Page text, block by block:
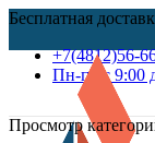
Бесплатная
+7(4812)56-
Пн-пт c 9:00
Просмотр